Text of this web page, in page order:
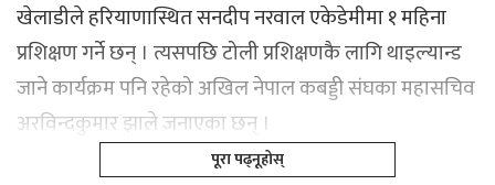
खेलाडीले हरियाणास्थित सनदीप नरवाल एकेडेमीमा १ महिना
प्रशिक्षण गर्ने छन् । त्यसपछि टोली प्रशिक्षणकै लागि थाइल्यान्ड
जाने कार्यक्रम पनि रहेको अखिल नेपाल कबड्डी संघका महासचिव
अरविन्दकुमार झाले जनाएका छन् ।
पूरा पढ्नूहोस्